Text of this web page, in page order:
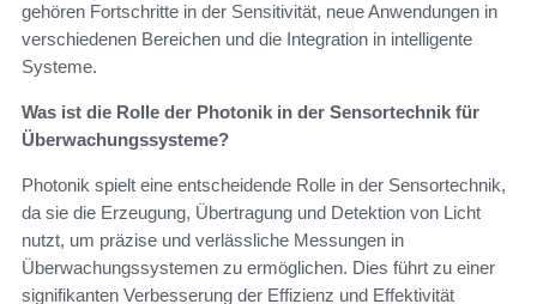
gehören Fortschritte in der Sensitivität, neue Anwendungen in
verschiedenen Bereichen und die Integration in intelligente
Systeme.
Was ist die Rolle der Photonik in der Sensortechnik für
Überwachungssysteme?
Photonik spielt eine entscheidende Rolle in der Sensortechnik,
da sie die Erzeugung, Übertragung und Detektion von Licht
nutzt, um präzise und verlässliche Messungen in
Überwachungssystemen zu ermöglichen. Dies führt zu einer
signifikanten Verbesserung der Effizienz und Effektivität